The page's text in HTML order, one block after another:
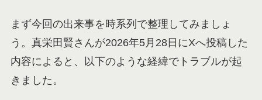
まず今回の出来事を時系列で整理してみましょ
う。真栄田賢さんが2026年5月28日にXへ投稿した
内容によると、以下のような経緯でトラブルが起
きました。